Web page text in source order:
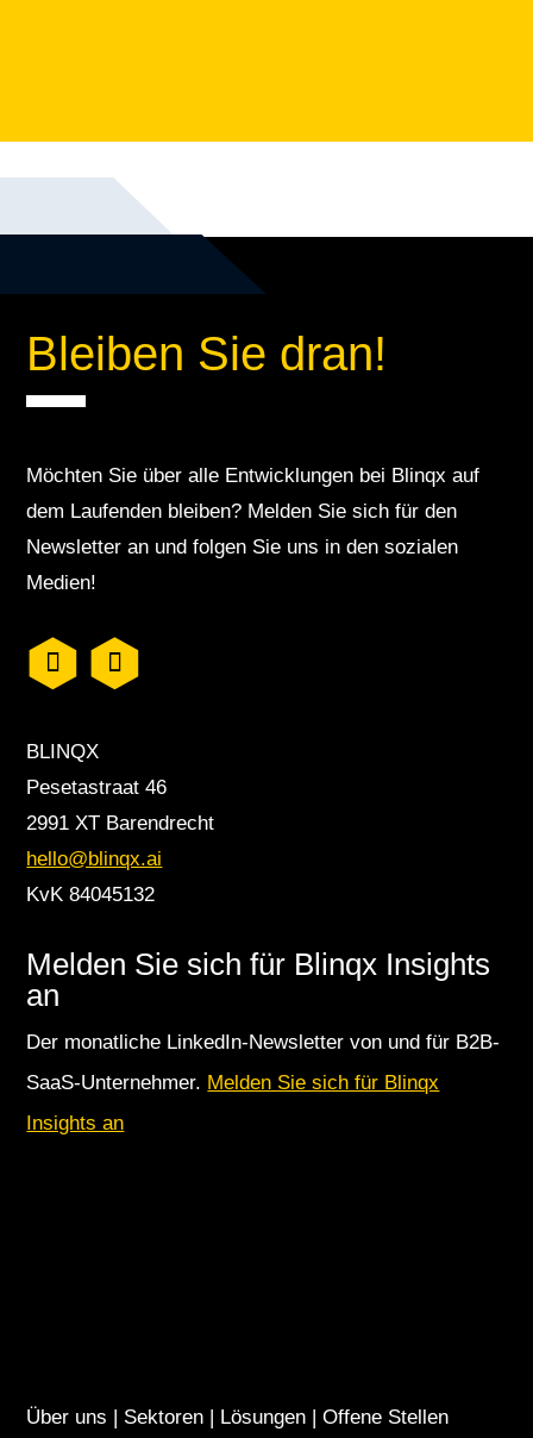
Bleiben Sie dran!
Möchten Sie über alle Entwicklungen bei Blinqx auf
dem Laufenden bleiben? Melden Sie sich für den
Newsletter an und folgen Sie uns in den sozialen
Medien!
BLINQX
Pesetastraat 46
2991 XT Barendrecht
hello@blinqx.ai
KvK 84045132
Melden Sie sich für Blinqx Insights
an
Der monatliche LinkedIn-Newsletter von und für B2B-
SaaS-Unternehmer. Melden Sie sich für Blinqx
Insights an
Über uns Sektoren Lösungen |Offene Stellen